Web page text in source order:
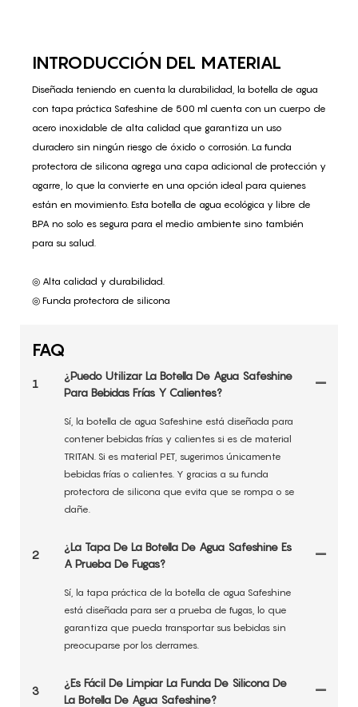
INTRODUCCIÓN DEL MATERIAL
Diseñada teniendo en cuenta la durabilidad, la botella de agua
con tapa práctica Safeshine de 500 ml cuenta con un cuerpo de
acero inoxidable de alta calidad que garantiza un uso
duradero sin ningún riesgo de óxido o corrosión. La funda
protectora de silicona agrega una capa adicional de protección y
agarre, lo que la convierte en una opción ideal para quienes
están en movimiento. Esta botella de agua ecológica y libre de
BPA no solo es segura para el medio ambiente sino también
para su salud.
◎ Alta calidad y durabilidad.
◎ Funda protectora de silicona
FAQ
1
¿Puedo Utilizar La Botella De Agua Safeshine
Para Bebidas Frías Y Calientes?
Sí, la botella de agua Safeshine está diseñada para
contener bebidas frías y calientes si es de material
TRITAN. Si es material PET, sugerimos únicamente
bebidas frías o calientes. Y gracias a su funda
protectora de silicona que evita que se rompa o se
dañe.
2
¿La Tapa De La Botella De Agua Safeshine Es
A Prueba De Fugas?
Sí, la tapa práctica de la botella de agua Safeshine
está diseñada para ser a prueba de fugas, lo que
garantiza que pueda transportar sus bebidas sin
preocuparse por los derrames.
3
¿Es Fácil De Limpiar La Funda De Silicona De
La Botella De Agua Safeshine?